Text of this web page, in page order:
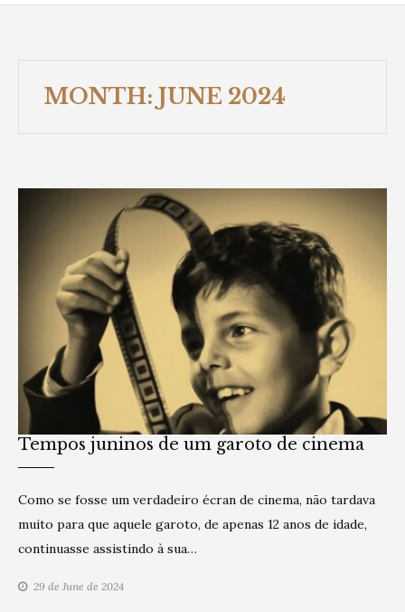
MONTH: JUNE 2024
Tempos juninos de um garoto de cinema
Como se fosse um verdadeiro écran de cinema, não tardava
muito para que aquele garoto, de apenas 12 anos de idade,
continuasse assistindo à sua…
29 de June de 2024